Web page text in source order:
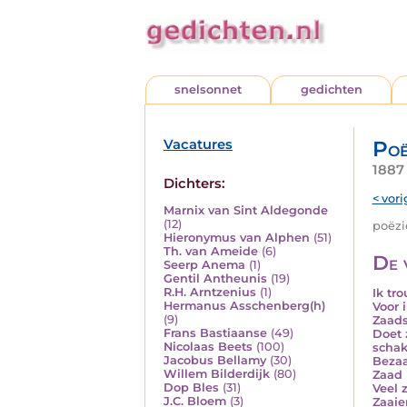
snelsonnet gedichten
Vacatures
Dichters:
Marnix van Sint Aldegonde
(12)
Hieronymus van Alphen (51)
Th. van Ameide (6)
Seerp Anema (1)
Gentil Antheunis (19)
R.H. Arntzenius (1)
Hermanus Asschenberg(h)
(9)
Frans Bastiaanse (49)
Nicolaas Beets (100)
Jacobus Bellamy (30)
Willem Bilderdijk (80)
Dop Bles (31)
J.C. Bloem (3)
1887
<
De
Ik
Voor
Doet
Zaad
Veel